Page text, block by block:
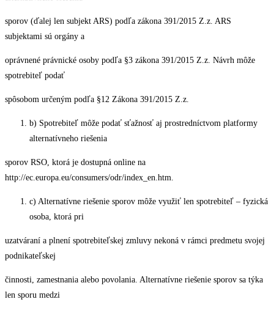
sporov (ďalej len subjekt ARS) podľa zákona 391/2015 Z.z. ARS
subjektami sú orgány a
oprávnené právnické osoby podľa §3 zákona 391/2015 Z.z. Návrh môže
spotrebiteľ podať
spôsobom určeným podľa §12 Zákona 391/2015 Z.z.
b) Spotrebiteľ môže podať sťažnosť aj prostredníctvom platformy
alternatívneho riešenia
sporov RSO, ktorá je dostupná online na
http://ec.europa.eu/consumers/odr/index_en.htm.
c) Alternatívne riešenie sporov môže využiť len spotrebiteľ – fyzická
osoba, ktorá pri
uzatváraní a plnení spotrebiteľskej zmluvy nekoná v rámci predmetu svojej
podnikateľskej
činnosti, zamestnania alebo povolania. Alternatívne riešenie sporov sa týka
len sporu medzi